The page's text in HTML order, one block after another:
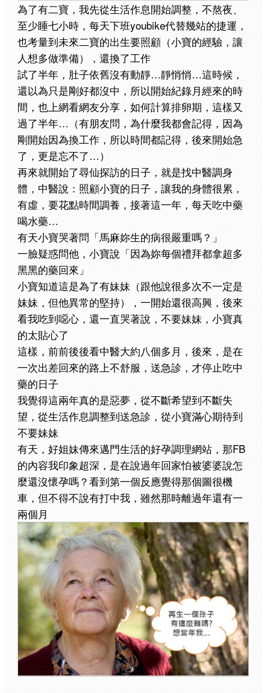
為了有二寶，我先從生活作息開始調整，不熬夜、
至少睡七小時，每天下班youbike代替幾站的捷運，
也考量到未來二寶的出生要照顧（小寶的經驗，讓
人想多做準備），還換了工作
試了半年，肚子依舊沒有動靜…靜悄悄…這時候，
還以為只是剛好都沒中，所以開始紀錄月經來的時
間，也上網看網友分享，如何計算排卵期，這樣又
過了半年…（有朋友問，為什麼我都會記得，因為
剛開始因為換工作，所以時間都記得，後來開始急
了，更是忘不了…）
再來就開始了尋仙探訪的日子，就是找中醫調身
體，中醫說：照顧小寶的日子，讓我的身體很累，
有虛，要花點時間調養，接著這一年，每天吃中藥
喝水藥…
有天小寶哭著問「馬麻妳生的病很嚴重嗎？」
一臉疑惑問他，小寶說「因為妳每個禮拜都拿超多
黑黑的藥回來」
小寶知道這是為了有妹妹（跟他說很多次不一定是
妹妹，但他異常的堅持），一開始還很高興，後來
看我吃到噁心，還一直哭著說，不要妹妹，小寶真
的太貼心了
這樣，前前後後看中醫大約八個多月，後來，是在
一次出差回來的路上不舒服，送急診，才停止吃中
藥的日子
我覺得這兩年真的是惡夢，從不斷希望到不斷失
望，從生活作息調整到送急診，從小寶滿心期待到
不要妹妹
有天，好姐妹傳來邁門生活的好孕調理網站，那FB
的內容我印象超深，是在說過年回家怕被婆婆說怎
麼還沒懷孕嗎？看到第一個反應覺得那個圖很機
車，但不得不說有打中我，雖然那時離過年還有一
兩個月